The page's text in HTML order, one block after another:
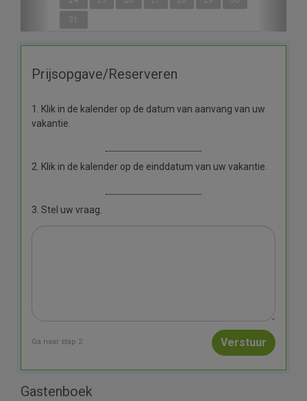
31
Prijsopgave/Reserveren
1. Klik in de kalender op de datum van aanvang van uw
vakantie.
2. Klik in de kalender op de einddatum van uw vakantie.
3. Stel uw vraag.
Ga naar stap 2
Gastenboek